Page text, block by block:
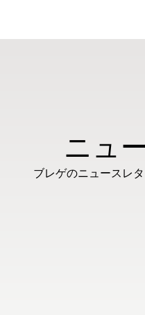
ニュ
ブレゲのニュースレ